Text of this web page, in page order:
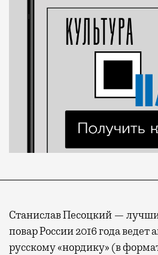
Станислав Песоцкий —
повар России 2016 года ведет
русскому «нордику» (в